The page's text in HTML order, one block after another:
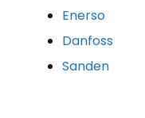
Enerso
Danfoss
Sanden